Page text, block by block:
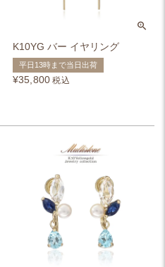
K10YG バー イヤリング
平日13時まで当日出荷
¥35,800 税込